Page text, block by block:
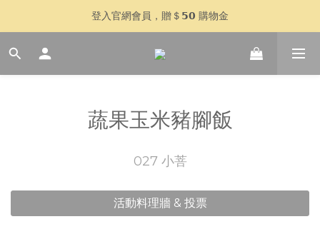
🥣 父親節快閃 𝟳 天｜全館 $𝟴𝟴𝟴 全家超取免運
登入官網會員，贈＄𝟱𝟬 購物金
加入 LINE 好友，傳訊「好想喝湯」再贈＄𝟱𝟬 購物金
蔬果玉米豬腳飯
027 小菩
活動料理牆 & 投票